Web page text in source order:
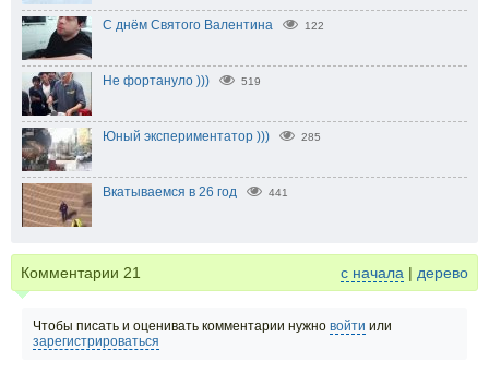
С днём Святого Валентина 122
Не фортануло ))) 519
Юный экспериментатор ))) 285
Вкатываемся в 26 год 441
Комментарии 21 с начала | дерево
Чтобы писать и оценивать комментарии нужно войти или
зарегистрироваться